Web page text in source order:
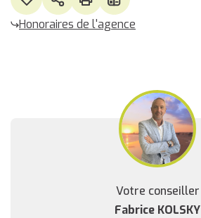
Honoraires de l'agence
Votre conseiller
Fabrice KOLSKY